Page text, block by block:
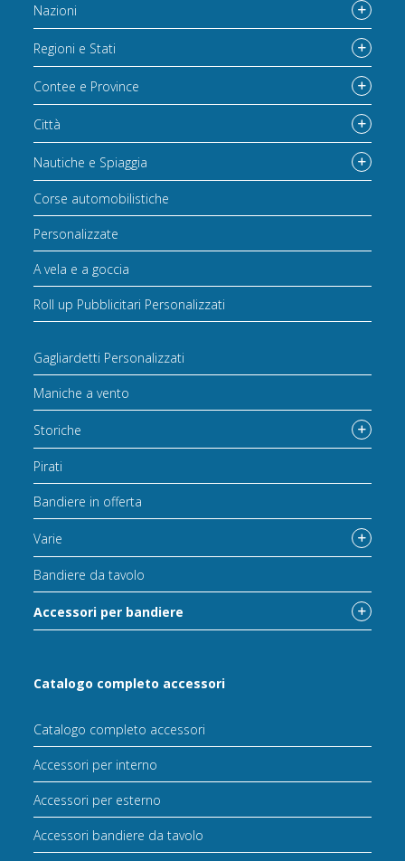
Nazioni
Regioni e Stati
Contee e Province
Città
Nautiche e Spiaggia
Corse automobilistiche
Personalizzate
A vela e a goccia
Roll up Pubblicitari Personalizzati
Gagliardetti Personalizzati
Maniche a vento
Storiche
Pirati
Bandiere in offerta
Varie
Bandiere da tavolo
Accessori per bandiere
Catalogo completo accessori
Catalogo completo accessori
Accessori per interno
Accessori per esterno
Accessori bandiere da tavolo